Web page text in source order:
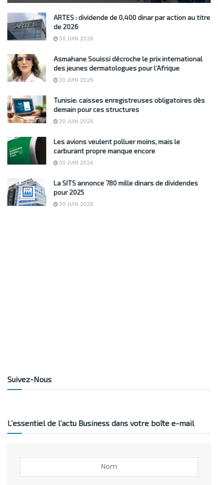
ARTES : dividende de 0,400 dinar par action au titre
de 2026
30 JUIN 2026
Asmahane Souissi décroche le prix international
des jeunes dermatologues pour l’Afrique
30 JUIN 2026
Tunisie: caisses enregistreuses obligatoires dès
demain pour ces structures
30 JUIN 2026
Les avions veulent polluer moins, mais le
carburant propre manque encore
30 JUIN 2026
La SITS annonce 780 mille dinars de dividendes
pour 2025
30 JUIN 2026
Suivez-Nous
L’essentiel de l’actu Business dans votre boîte e-mail